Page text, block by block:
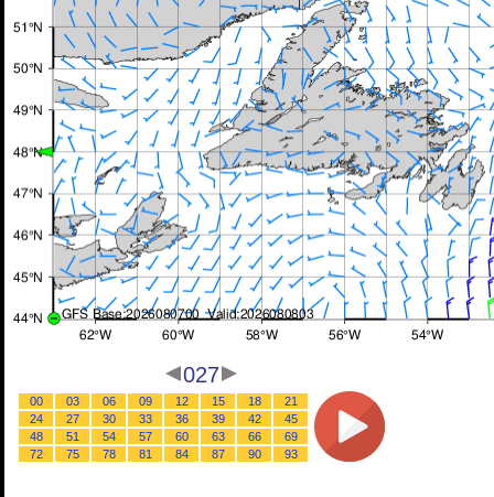
027
00 03 06 09 12 15 18
21
24
27 30 33 36 39 42
45
48
51 54 57 60 63 66
69
72
75 78 81 84 87 90 93